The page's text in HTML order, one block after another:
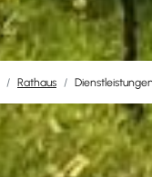
Rathaus